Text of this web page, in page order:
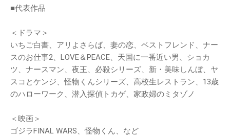
■代表作品
＜ドラマ＞
いちご白書、アリよさらば、妻の恋、ベストフレンド、ナー
スのお仕事2、LOVE＆PEACE、天国に一番近い男、ショカ
ツ、ナースマン、夜王、必殺シリーズ、新・美味しんぼ、ヤ
スコとケンジ、怪物くんシリーズ、高校生レストラン、13歳
のハローワーク、潜入探偵トカゲ、家政婦のミタゾノ
＜映画＞
ゴジラFINAL WARS、怪物くん、など